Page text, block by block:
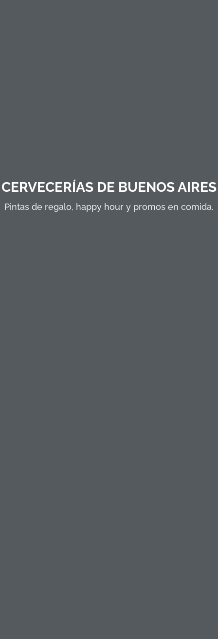
CERVECERÍAS DE BUENOS AIRES
Pintas de regalo, happy hour y promos en comida.